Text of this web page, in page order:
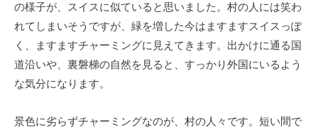
の様子が、スイスに似ていると思いました。村の人には笑わ
れてしまいそうですが、緑を増した今はますますスイスっぽ
く、ますますチャーミングに見えてきます。出かけに通る国
道沿いや、裏磐梯の自然を見ると、すっかり外国にいるよう
な気分になります。
景色に劣らずチャーミングなのが、村の人々です。短い間で